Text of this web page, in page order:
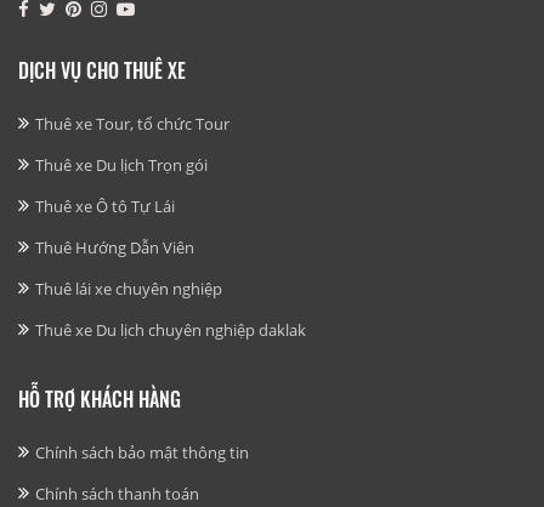
DỊCH VỤ CHO THUÊ XE
Thuê xe Tour, tổ chức Tour
Thuê xe Du lịch Trọn gói
Thuê xe Ô tô Tự Lái
Thuê Hướng Dẫn Viên
Thuê lái xe chuyên nghiệp
Thuê xe Du lịch chuyên nghiệp daklak
HỖ TRỢ KHÁCH HÀNG
Chính sách bảo mật thông tin
Chính sách thanh toán